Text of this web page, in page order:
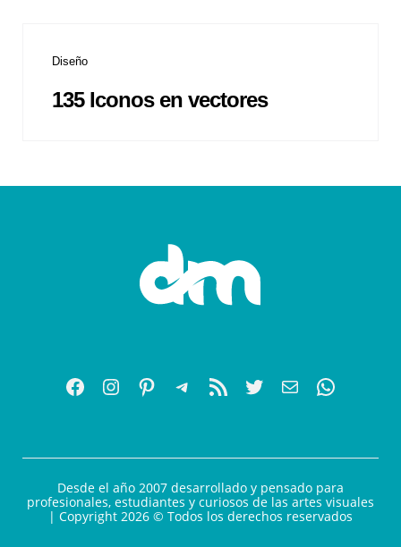
Diseño
135 Iconos en vectores
Desde el año 2007 desarrollado y pensado para
profesionales, estudiantes y curiosos de las artes visuales
| Copyright 2026 © Todos los derechos reservados